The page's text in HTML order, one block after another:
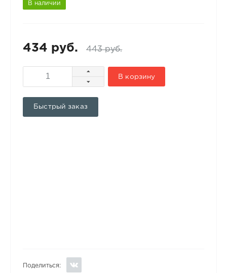
В наличии
434 руб. 443 руб.
В корзину
Быстрый заказ
Поделиться: